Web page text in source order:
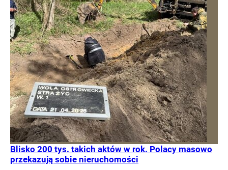
Blisko 200 tys. takich aktów w rok. Polacy masowo
przekazują sobie nieruchomości